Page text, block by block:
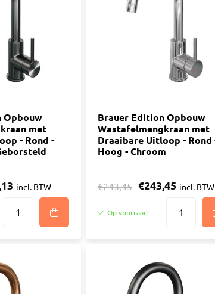
Hollewand
Diverse
Toebehoren Pur
Opbouw
met
- Rond -
incl. BTW
Brauer Edition Opbouw
Wastafelmengkraan met
Draaibare Uitloop - Rond
Hoog - Chroom
€243,45 €243,45 incl. BTW
Op voorraad